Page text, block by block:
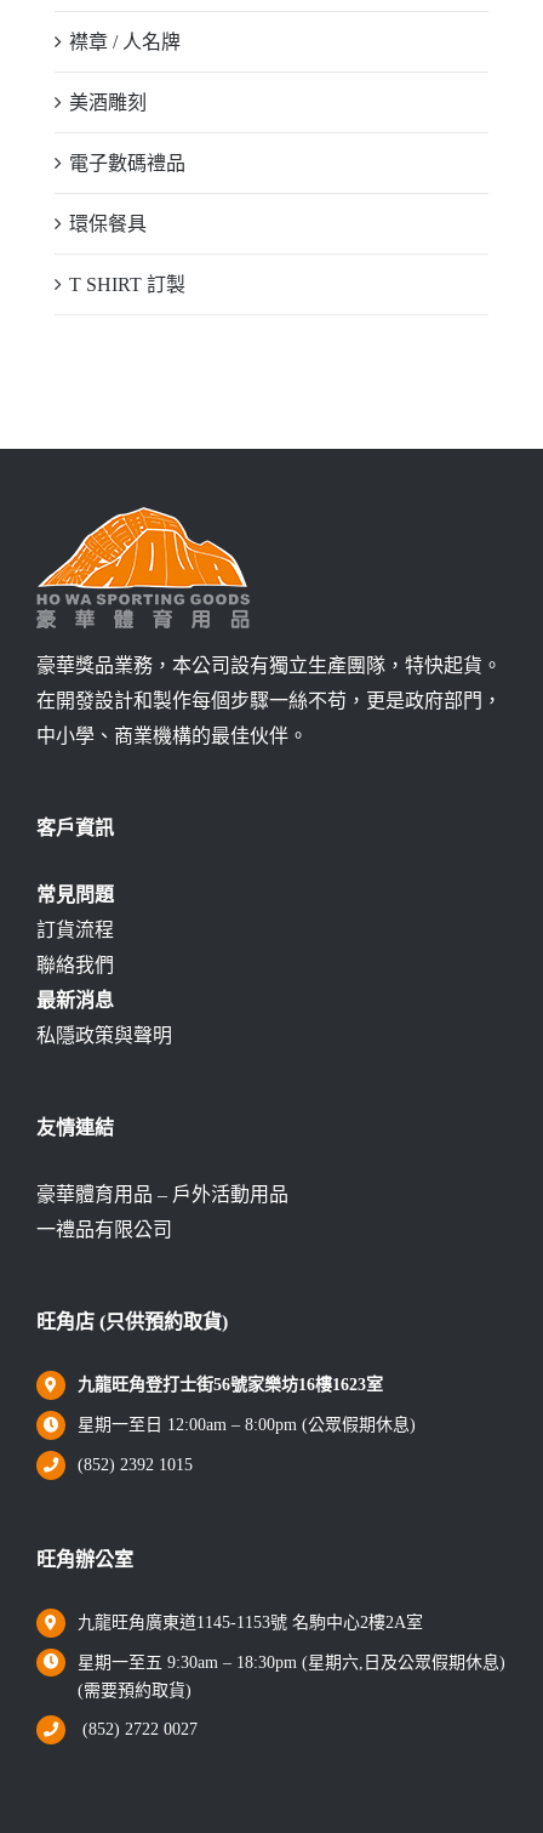
襟章 / 人名牌
美酒雕刻
電子數碼禮品
環保餐具
T SHIRT 訂製
豪華獎品業務，本公司設有獨立生產團隊，特快起貨。
在開發設計和製作每個步驟一絲不苟，更是政府部門，
中小學、商業機構的最佳伙伴。
客戶資訊
常見問題
訂貨流程
聯絡我們
最新消息
私隱政策與聲明
友情連結
豪華體育用品 – 戶外活動用品
一禮品有限公司
旺角店 (只供預約取貨)
九龍旺角登打士街56號家樂坊16樓1623室
星期一至日 12:00am – 8:00pm (公眾假期休息)
(852) 2392 1015
旺角辦公室
九龍旺角廣東道1145-1153號 名駒中心2樓2A室
星期一至五 9:30am – 18:30pm (星期六,日及公眾假期休息)
(需要預約取貨)
(852) 2722 0027